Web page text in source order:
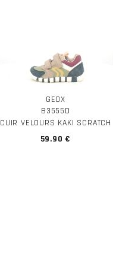
GEOX
B3555D
CUIR VELOURS KAKI SCRATCH
59.90 €